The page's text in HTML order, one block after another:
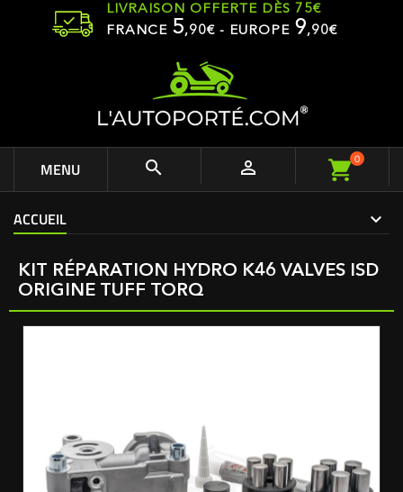
LIVRAISON OFFERTE DÈS 75€
FRANCE 5,90€ - EUROPE 9,90€
MENU   0
ACCUEIL
KIT RÉPARATION HYDRO K46 VALVES ISD
ORIGINE TUFF TORQ